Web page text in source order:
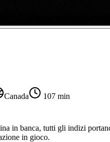
Canada 107 min
in banca, tutti gli indizi
in gioco.